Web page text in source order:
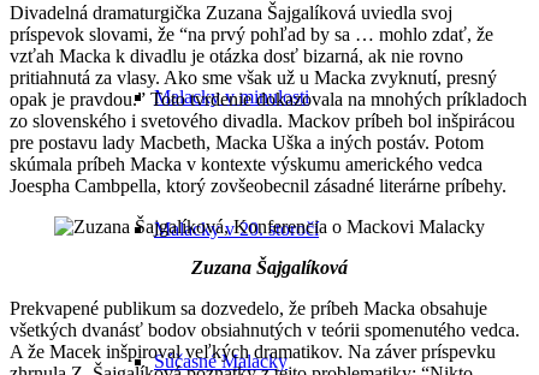
Malacky v minulosti
Malacky v 20. storočí
Súčasné Malacky
Divadelná dramaturgička Zuzana Šajgalíková uviedla svoj
príspevok slovami, že “na prvý pohľad by sa … mohlo zdať, že
vzťah Macka k divadlu je otázka dosť bizarná, ak nie rovno
pritiahnutá za vlasy. Ako sme však už u Macka zvyknutí, presný
opak je pravdou.” Toto tvrdenie dokazovala na mnohých príkladoch
zo slovenského i svetového divadla. Mackov príbeh bol inšpirácou
pre postavu lady Macbeth, Macka Uška a iných postáv. Potom
skúmala príbeh Macka v kontexte výskumu amerického vedca
Joespha Cambpella, ktorý zovšeobecnil zásadné literárne príbehy.
Zuzana Šajgalíková
Prekvapené publikum sa dozvedelo, že príbeh Macka obsahuje
všetkých dvanásť bodov obsiahnutých v teórii spomenutého vedca.
A že Macek inšpiroval veľkých dramatikov. Na záver príspevku